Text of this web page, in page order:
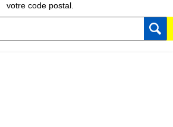
votre code postal.